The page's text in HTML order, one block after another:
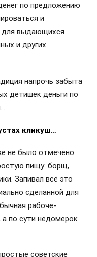
по предложению
и
для выдающихся
и других
напрочь забыта
детишек деньги по
кликуш…
не было отмечено
пищу: борщ,
Запивал всё это
сделанной для
рабоче-
а по сути недомерок
советские